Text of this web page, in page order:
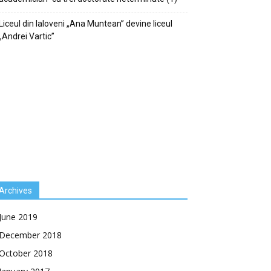
din Ialoveni „Ana Muntean” devine liceul
Vartic”
2019
2018
2018